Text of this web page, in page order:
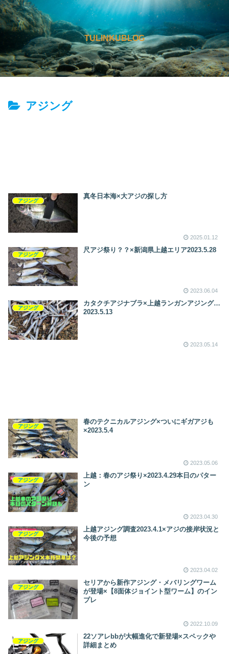
TULINKUBLOG
アジング
アジング
真冬日本海×大アジの探し方
2025.01.12
アジング
尺アジ祭り？？×新潟県上越エリア2023.5.28
2023.06.04
アジング
カタクチアジナブラ×上越ランガンアジング…
2023.5.13
2023.05.14
アジング
春のテクニカルアジング×ついにギガアジも
×2023.5.4
2023.05.06
アジング
上越：春のアジ祭り×2023.4.29本日のパター
ン
2023.04.30
アジング
上越アジング調査2023.4.1×アジの接岸状況と
今後の予想
2023.04.02
アジング
セリアから新作アジング・メバリングワーム
が登場×【8面体ジョイント型ワーム】のイン
プレ
2022.10.09
アジング
22ソアレbbが大幅進化で新登場×スペックや
詳細まとめ